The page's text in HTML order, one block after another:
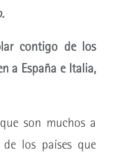
contigo de los
a España e Italia,
son muchos a
los países que